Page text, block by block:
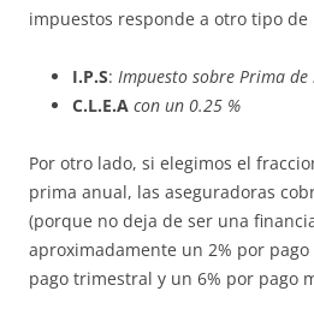
impuestos responde a otro tipo de
I.P.S: Impuesto sobre Prima de
C.L.E.A con un 0.25 %
Por otro lado, si elegimos el
prima anual, las aseguradoras
(porque no deja de ser una
aproximadamente un 2% por
pago trimestral y un 6% por pago